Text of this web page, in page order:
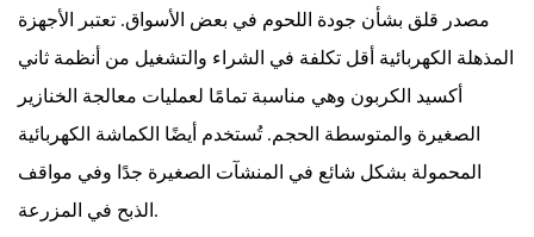
9
العوامل
الرئيسية
التي
يجب
مراعاتها
عند
مصدر قلق بشأن جودة اللحوم في بعض الأسواق. تعتبر الأجهزة
المذهلة الكهربائية أقل تكلفة في الشراء والتشغيل من أنظمة ثاني
أكسيد الكربون وهي مناسبة تمامًا لعمليات معالجة الخنازير
الصغيرة والمتوسطة الحجم. تُستخدم أيضًا الكماشة الكهربائية
المحمولة بشكل شائع في المنشآت الصغيرة جدًا وفي مواقف
الذبح في المزرعة.